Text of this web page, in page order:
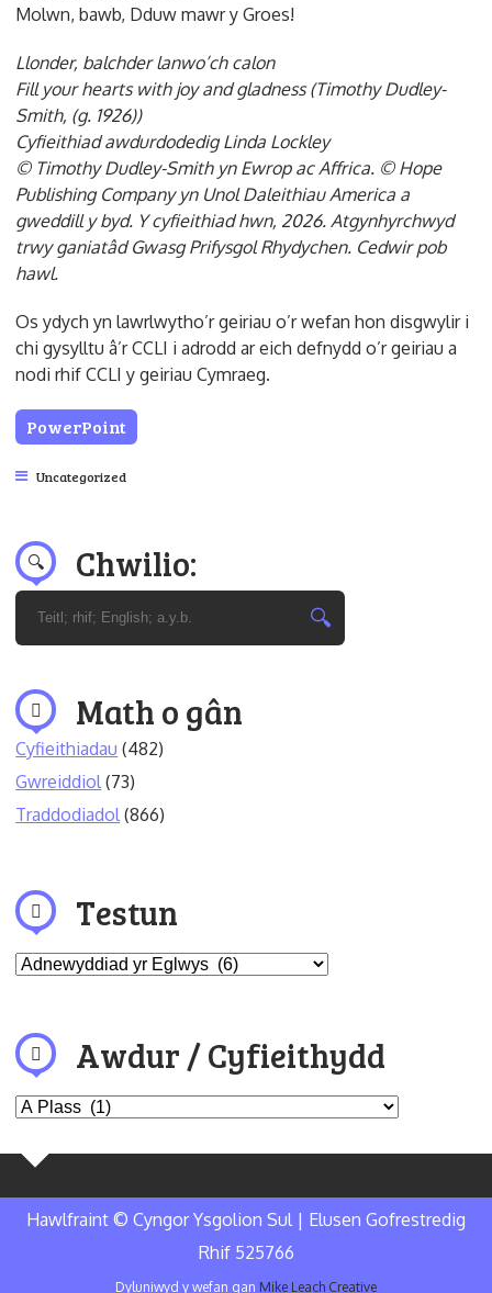
Molwn, bawb, Dduw mawr y Groes!
Llonder, balchder lanwo’ch calon
Fill your hearts with joy and gladness (Timothy Dudley-
Smith, (g. 1926))
Cyfieithiad awdurdodedig Linda Lockley
© Timothy Dudley-Smith yn Ewrop ac Affrica. © Hope
Publishing Company yn Unol Daleithiau America a
gweddill y byd. Y cyfieithiad hwn, 2026. Atgynhyrchwyd
trwy ganiatâd Gwasg Prifysgol Rhydychen. Cedwir pob
hawl.
Os ydych yn lawrlwytho’r geiriau o’r wefan hon disgwylir i
chi gysylltu â’r CCLI i adrodd ar eich defnydd o’r geiriau a
nodi rhif CCLI y geiriau Cymraeg.
PowerPoint
Uncategorized
Chwilio:
Math o gân
Cyfieithiadau (482)
Gwreiddiol (73)
Traddodiadol (866)
Testun
Awdur / Cyfieithydd
Hawlfraint © Cyngor Ysgolion Sul | Elusen Gofrestredig
Rhif 525766
Dyluniwyd y wefan gan Mike Leach Creative